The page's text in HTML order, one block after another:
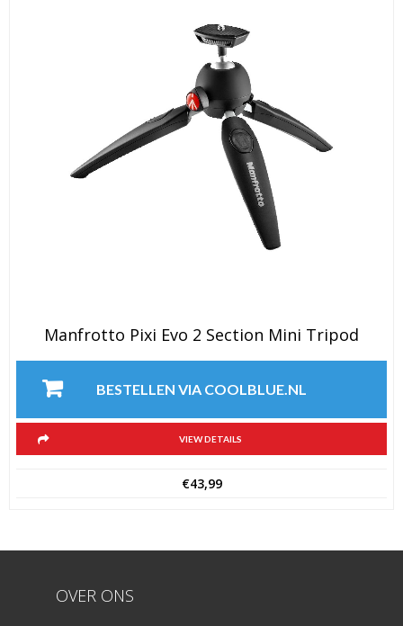
Manfrotto Pixi Evo 2 Section Mini Tripod
BESTELLEN VIA COOLBLUE.NL
VIEW DETAILS
€43,99
OVER ONS